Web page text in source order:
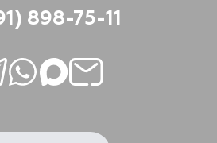
898-75-11